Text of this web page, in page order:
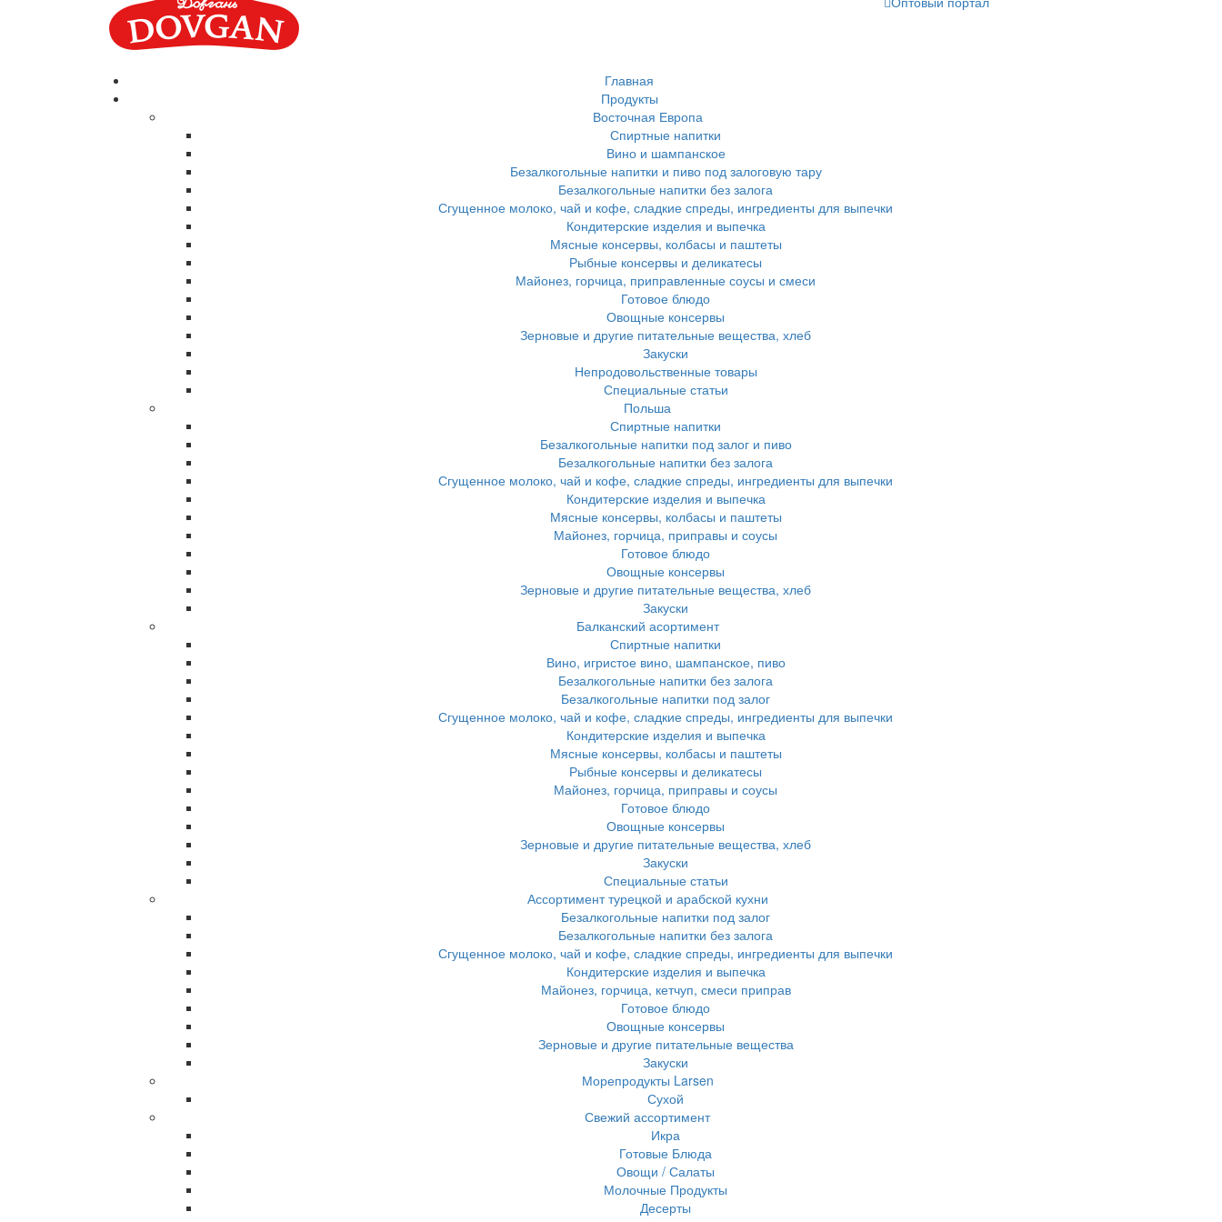
Главная
Продукты
Восточная Европа
Спиртные напитки
Вино и шампанское
Безалкогольные напитки и пиво под залоговую тару
Безалкогольные напитки без залога
Сгущенное молоко, чай и кофе, сладкие спреды, ингредиенты для выпечки
Кондитерские изделия и выпечка
Мясные консервы, колбасы и паштеты
Рыбные консервы и деликатесы
Майонез, горчица, приправленные соусы и смеси
Готовое блюдо
Овощные консервы
Зерновые и другие питательные вещества, хлеб
Закуски
Непродовольственные товары
Специальные статьи
Польша
Спиртные напитки
Безалкогольные напитки под залог и пиво
Безалкогольные напитки без залога
Сгущенное молоко, чай и кофе, сладкие спреды, ингредиенты для выпечки
Кондитерские изделия и выпечка
Мясные консервы, колбасы и паштеты
Майонез, горчица, приправы и соусы
Готовое блюдо
Овощные консервы
Зерновые и другие питательные вещества, хлеб
Закуски
Балканский асортимент
Спиртные напитки
Вино, игристое вино, шампанское, пиво
Безалкогольные напитки без залога
Безалкогольные напитки под залог
Сгущенное молоко, чай и кофе, сладкие спреды, ингредиенты для выпечки
Кондитерские изделия и выпечка
Мясные консервы, колбасы и паштеты
Рыбные консервы и деликатесы
Майонез, горчица, приправы и соусы
Готовое блюдо
Овощные консервы
Зерновые и другие питательные вещества, хлеб
Закуски
Специальные статьи
Ассортимент турецкой и арабской кухни
Безалкогольные напитки под залог
Безалкогольные напитки без залога
Сгущенное молоко, чай и кофе, сладкие спреды, ингредиенты для выпечки
Кондитерские изделия и выпечка
Майонез, горчица, кетчуп, смеси приправ
Готовое блюдо
Овощные консервы
Зерновые и другие питательные вещества
Закуски
Морепродукты Larsen
Сухой
Свежий ассортимент
Икра
Готовые Блюда
Овощи / Салаты
Молочные Продукты
Десерты